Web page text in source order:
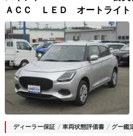
ＡＣＣ ＬＥＤ オートライ
アコン 衝突被害軽減システ
ディ 盗難防止システム
ディーラー保証 車両状態評価書 グー鑑